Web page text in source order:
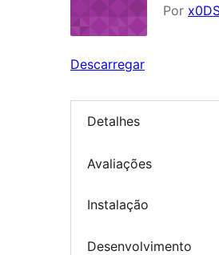
Por
Descarregar
Detalhes
Avaliações
Instalação
Desenvolvimento